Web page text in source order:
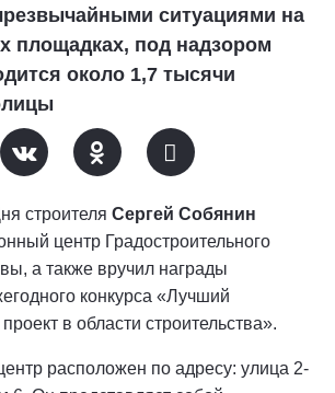
ситуациями на
площадках, под надзором
около 1,7 тысячи
строителя Сергей Собянин
центр Градостроительного
а также вручил награды
конкурса «Лучший
в области строительства».
расположен по адресу: улица 2-